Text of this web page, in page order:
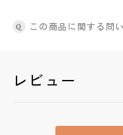
Q この商品に関する問
レビュー